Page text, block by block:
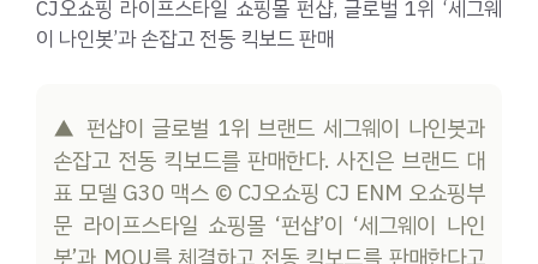
CJ오쇼핑 라이프스타일 쇼핑몰 펀샵, 글로벌 1위 ‘세그웨
이 나인봇’과 손잡고 전동 킥보드 판매
▲ 펀샵이 글로벌 1위 브랜드 세그웨이 나인봇과
손잡고 전동 킥보드를 판매한다. 사진은 브랜드 대
표 모델 G30 맥스 © CJ오쇼핑 CJ ENM 오쇼핑부
문 라이프스타일 쇼핑몰 ‘펀샵’이 ‘세그웨이 나인